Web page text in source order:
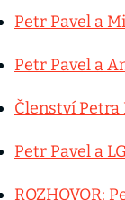
Petr Pavel a
Petr Pavel a
Členství Petra
Petr Pavel a
ROZHOVOR: